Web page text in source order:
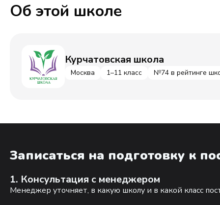
Об этой школе
Курчатовская школа
Москва 1–11 класс №74 в рейтинге
Записаться на подготовку к
1. Консультация с менеджером
Менеджер уточняет, в какую школу и в какой класс